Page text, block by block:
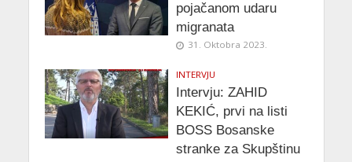
pojačanom udaru
migranata
31. Oktobra 2023.
INTERVJU
Intervju: ZAHID
KEKIĆ, prvi na listi
BOSS Bosanske
stranke za Skupštinu